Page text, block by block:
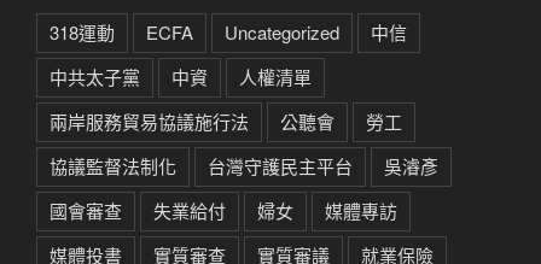
318運動 ECFA Uncategorized
中信
中共太子黨
中資
人權清單
兩岸服務貿易協議施行法
公聽會
勞工
協議監督法制化
台灣守護民主平台
吳濬彥
國會審查
失業給付 婦女
媒體專訪
媒體投書
實質審查 實質審議
就業保險